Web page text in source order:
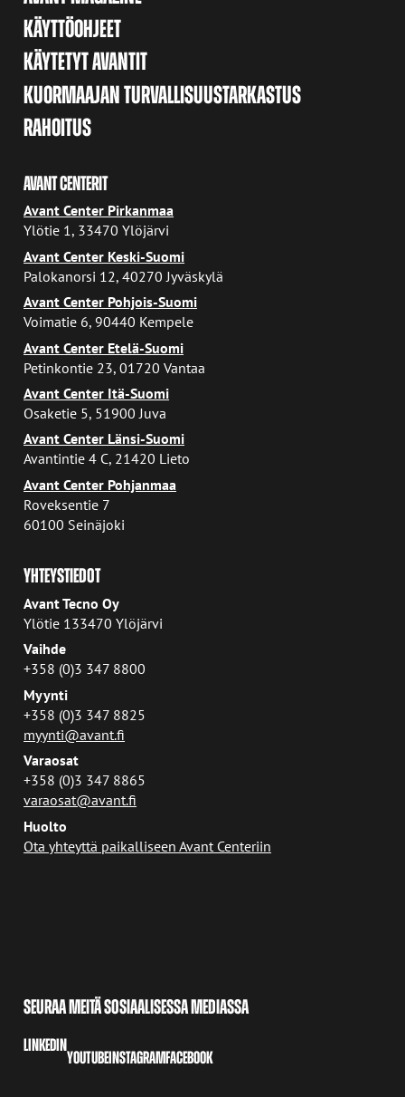
KÄYTTÖOHJEET
KÄYTETYT AVANTIT
KUORMAAJAN TURVALLISUUSTARKASTUS
RAHOITUS
AVANT CENTERIT
Avant Center Pirkanmaa
Ylötie 1, 33470 Ylöjärvi
Avant Center Keski-Suomi
Palokanorsi 12, 40270 Jyväskylä
Avant Center Pohjois-Suomi
Voimatie 6, 90440 Kempele
Avant Center Etelä-Suomi
Petinkontie 23, 01720 Vantaa
Avant Center Itä-Suomi
Osaketie 5, 51900 Juva
Avant Center Länsi-Suomi
Avantintie 4 C, 21420 Lieto
Avant Center Pohjanmaa
Roveksentie 7
60100 Seinäjoki
YHTEYSTIEDOT
Avant Tecno Oy
Ylötie 133470 Ylöjärvi
Vaihde
+358 (0)3 347 8800
Myynti
+358 (0)3 347 8825
myynti@avant.fi
Varaosat
+358 (0)3 347 8865
varaosat@avant.fi
Huolto
Ota yhteyttä paikalliseen Avant Centeriin
SEURAA MEITÄ SOSIAALISESSA MEDIASSA
LINKEDIN
YOUTUBEINSTAGRAMFACEBOOK